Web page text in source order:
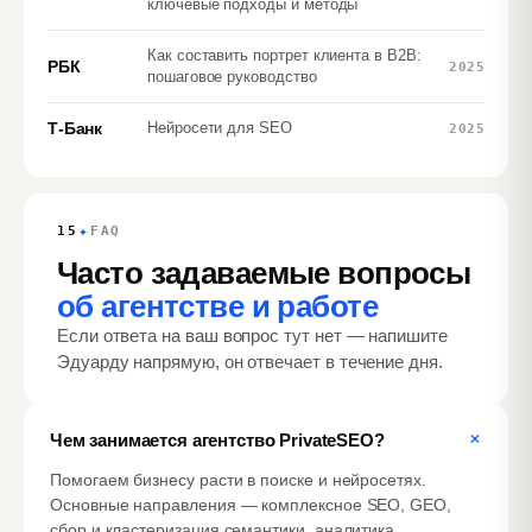
ключевые подходы и методы
РБК
Как составить портрет клиента в B2B:
пошаговое руководство
2025
Т‑Банк Нейросети для SEO 2025
15 ✦ FAQ
Часто задаваемые вопросы
об агентстве и работе
Если ответа на ваш вопрос тут нет — напишите
Эдуарду напрямую, он отвечает в течение дня.
Чем занимается агентство PrivateSEO? +
Помогаем бизнесу расти в поиске и нейросетях.
Основные направления — комплексное SEO, GEO,